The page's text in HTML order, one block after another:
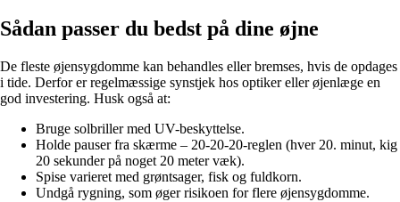
Sådan passer du bedst på dine øjne
De fleste øjensygdomme kan behandles eller bremses, hvis de opdages
i tide. Derfor er regelmæssige synstjek hos optiker eller øjenlæge en
god investering. Husk også at:
Bruge solbriller med UV-beskyttelse.
Holde pauser fra skærme – 20-20-20-reglen (hver 20. minut, kig
20 sekunder på noget 20 meter væk).
Spise varieret med grøntsager, fisk og fuldkorn.
Undgå rygning, som øger risikoen for flere øjensygdomme.